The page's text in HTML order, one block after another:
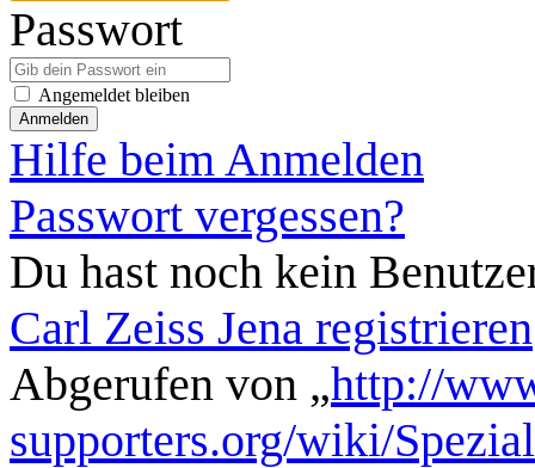
Passwort
Angemeldet bleiben
Anmelden
Hilfe beim Anmelden
Passwort vergessen?
Du hast noch kein
Carl Zeiss Jena registrieren
Abgerufen von „http://
supporters.org/wiki/